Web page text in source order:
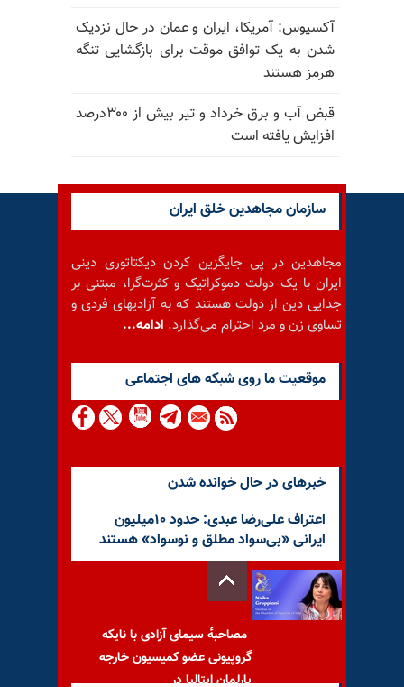
آکسیوس: آمریکا، ایران و عمان در حال نزدیک
شدن به یک توافق موقت برای بازگشایی تنگه
هرمز هستند
قبض آب و برق خرداد و تیر بیش از ۳۰۰درصد
افزایش یافته است
سازمان مجاهدین خلق ایران
مجاهدین در پی جایگزین کردن دیکتاتوری دینی
ایران با یک دولت دموکراتیک و کثرت‌گرا، مبتنی بر
جدایی دین از دولت هستند که به آزادیهای فردی و
تساوی زن و مرد احترام می‌گذارد. ادامه...
موقعيت ما روى شبكه هاى اجتماعى
خبرهای در حال خوانده شدن
اعتراف علی‌رضا عبدی: حدود ۱۰میلیون
ایرانی «بی‌سواد مطلق و نوسواد» هستند
مصاحبه‌ٔ سیمای آزادی با نایکه
گروپیونی عضو کمیسیون خارجه
پارلمان ایتالیا در